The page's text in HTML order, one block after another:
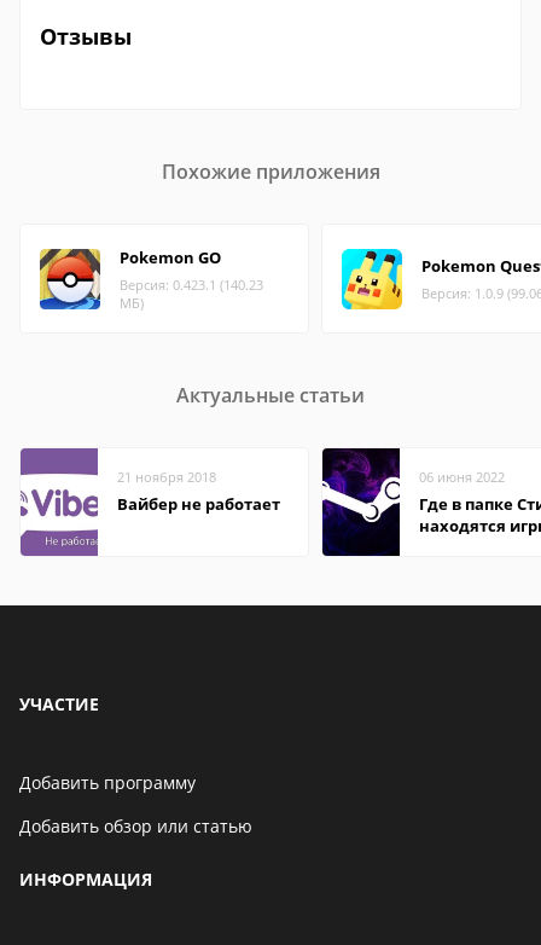
Отзывы
Похожие приложения
Pokemon GO
Версия: 0.423.1 (140.23
МБ)
Pokemon
Версия: 1.0.9
Актуальные статьи
21 ноября 2018
Вайбер не работает
06 июня 2022
Где в папке
находятся
УЧАСТИЕ
Добавить программу
Добавить обзор или статью
ИНФОРМАЦИЯ